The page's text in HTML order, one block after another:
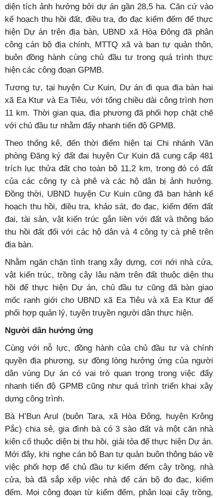
diện tích ảnh hưởng bởi dự án gần 28,5 ha. Căn cứ vào
kế hoạch thu hồi đất, điều tra, đo đạc kiểm đếm để thực
hiện Dự án trên địa bàn, UBND xã Hòa Đông đã phân
công cán bộ địa chính, MTTQ xã và ban tự quản thôn,
buôn đồng hành cùng chủ đầu tư trong quá trình thực
hiện các công đoạn GPMB.
Tương tự, tại huyện Cư Kuin, Dự án đi qua địa bàn hai
xã Ea Ktur và Ea Tiêu, với tổng chiều dài công trình hơn
11 km. Thời gian qua, địa phương đã phối hợp chặt chẽ
với chủ đầu tư nhằm đẩy nhanh tiến độ GPMB.
Theo thống kê, đến thời điểm hiện tại Chi nhánh Văn
phòng Đăng ký đất đai huyện Cư Kuin đã cung cấp 481
trích lục thửa đất cho toàn bộ 11,2 km, trong đó có đất
của các công ty cà phê và các hộ dân bị ảnh hưởng.
Đồng thời, UBND huyện Cư Kuin cũng đã ban hành kế
hoạch thu hồi, điều tra, khảo sát, đo đạc, kiểm đếm đất
đai, tài sản, vật kiến trúc gắn liền với đất và thông báo
thu hồi đất đối với các hộ dân và 4 công ty cà phê trên
địa bàn.
Nhằm ngăn chặn tình trạng xây dựng, cơi nới nhà cửa,
vật kiến trúc, trồng cây lâu năm trên đất thuộc diện thu
hồi để thực hiện Dự án, chủ đầu tư cũng đã bàn giao
mốc ranh giới cho UBND xã Ea Tiêu và xã Ea Ktur để
phối hợp quản lý, tuyên truyền người dân thực hiện.
Người dân hưởng ứng
Cùng với nỗ lực, đồng hành của chủ đầu tư và chính
quyền địa phương, sự đồng lòng hưởng ứng của người
dân vùng Dự án có vai trò quan trọng trong việc đẩy
nhanh tiến độ GPMB cũng như quá trình triển khai xây
dựng công trình.
Bà H’Bun Arul (buôn Tara, xã Hòa Đông, huyện Krông
Pắc) chia sẻ, gia đình bà có 3 sào đất và một căn nhà
kiên cố thuộc diện bị thu hồi, giải tỏa để thực hiện Dự án.
Mới đây, khi nghe cán bộ Ban tự quản buôn thông báo về
việc phối hợp để chủ đầu tư kiểm đếm cây trồng, nhà
cửa, bà đã sắp xếp việc nhà để cán bộ đo đạc, kiểm
đếm. Mọi công đoạn từ kiểm đếm, phân loại cây trồng,